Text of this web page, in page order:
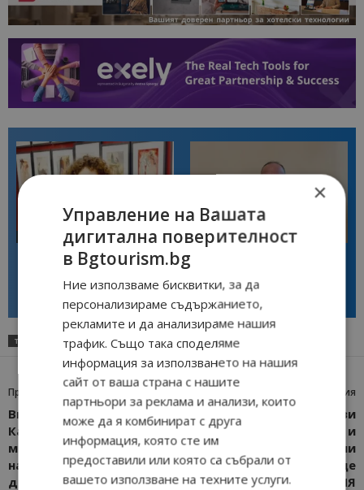
Галина Декова: Перник има
потенциал за културна
дестинация
Интервю
туризъм с технологиите на
бъдещето
ТАГОВЕ ЗАБАВЛЕНИЯ ЗИМЕН ФЕСТ ПАМПОРОВО
Предишна статия
Вицепремиерът Гроздан
Караджов ще обсъди
мерки за ограничаване
навлизането на
дроновете в зоните на
Следваща статия
Бутикови изби, нови
винени проекти и
традиционни
производители ще
блестят на ВИНАРИЯ
×
Управление на Вашата
дигитална поверителност
в Bgtourism.bg
Ние използваме бисквитки, за да
персонализираме съдържанието,
рекламите и да анализираме нашия
трафик. Също така споделяме
информация за използването на нашия
сайт от ваша страна с нашите
партньори за реклама и анализи, които
може да я комбинират с друга
информация, която сте им
предоставили или която са събрали от
вашето използване на техните услуги.